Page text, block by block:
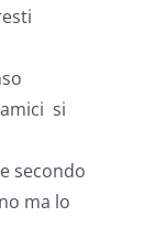
si
secondo
ma lo